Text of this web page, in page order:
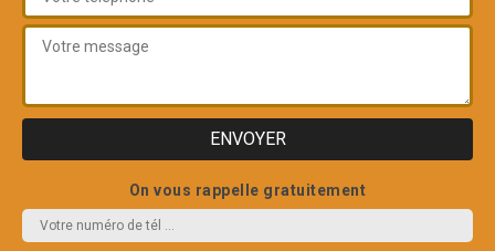
On vous rappelle gratuitement